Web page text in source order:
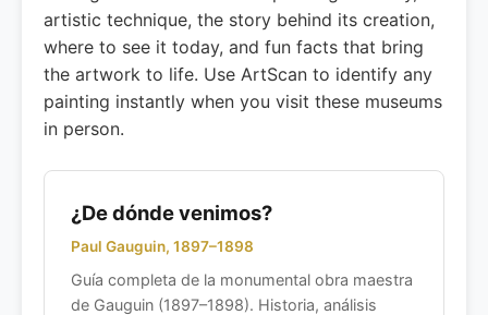
artistic technique, the story behind its creation,
where to see it today, and fun facts that bring
the artwork to life. Use ArtScan to identify any
painting instantly when you visit these museums
in person.
¿De dónde venimos?
Paul Gauguin, 1897–1898
Guía completa de la monumental obra maestra
de Gauguin (1897–1898). Historia, análisis